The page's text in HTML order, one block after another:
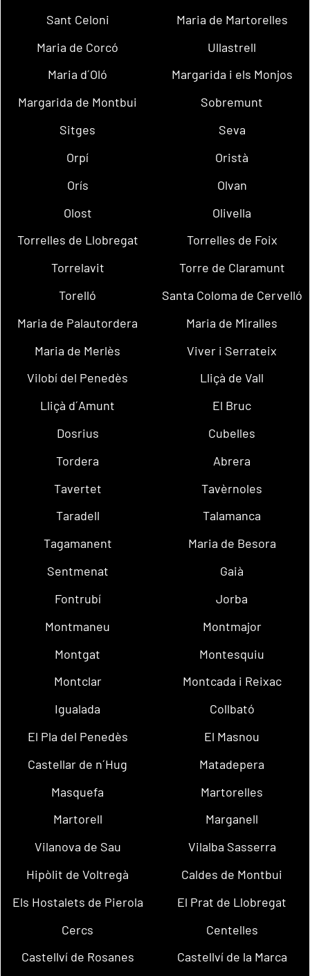
Sant Celoni
Maria de Martorelles
Maria de Corcó
Ullastrell
Maria d´Oló
Margarida i els Monjos
Margarida de Montbui
Sobremunt
Sitges
Seva
Orpí
Oristà
Orís
Olvan
Olost
Olivella
Torrelles de Llobregat
Torrelles de Foix
Torrelavit
Torre de Claramunt
Torelló
Santa Coloma de Cervelló
Maria de Palautordera
Maria de Miralles
Maria de Merlès
Viver i Serrateix
Vilobí del Penedès
Lliçà de Vall
Lliçà d´Amunt
El Bruc
Dosrius
Cubelles
Tordera
Abrera
Tavertet
Tavèrnoles
Taradell
Talamanca
Tagamanent
Maria de Besora
Sentmenat
Gaià
Fontrubí
Jorba
Montmaneu
Montmajor
Montgat
Montesquiu
Montclar
Montcada i Reixac
Igualada
Collbató
El Pla del Penedès
El Masnou
Castellar de n´Hug
Matadepera
Masquefa
Martorelles
Martorell
Marganell
Vilanova de Sau
Vilalba Sasserra
Hipòlit de Voltregà
Caldes de Montbui
Els Hostalets de Pierola
El Prat de Llobregat
Cercs
Centelles
Castellví de Rosanes
Castellví de la Marca